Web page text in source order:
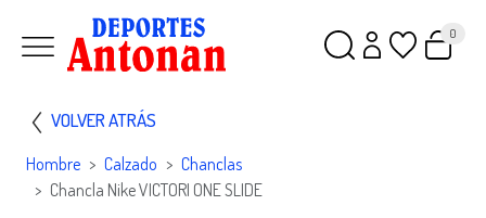
0
VOLVER ATRÁS
Hombre Calzado
Chanclas
Chancla Nike VICTORI ONE SLIDE